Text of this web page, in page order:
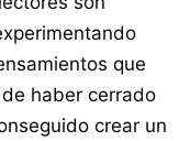
que
haber cerrado
crear un